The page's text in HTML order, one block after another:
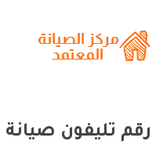
رقم تليفون صيانة